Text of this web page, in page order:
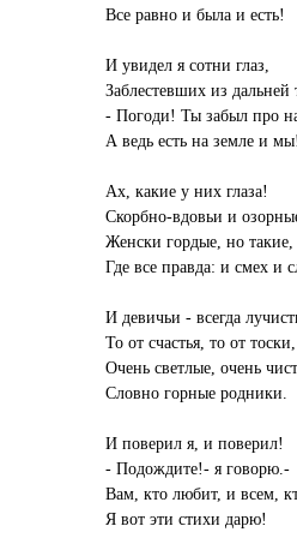
Все равно и была и есть!
И увидел я сотни глаз,
Заблестевших из дальней
- Погоди! Ты забыл про
А ведь есть на земле и мы!
Ах, какие у них глаза!
Скорбно-вдовьи и
Женски гордые, но такие,
Где все правда: и смех и
И девичьи - всегда
То от счастья, то от тоски,
Очень светлые, очень
Словно горные родники.
И поверил я, и поверил!
- Подождите!- я говорю.-
Вам, кто любит, и всем,
Я вот эти стихи дарю!